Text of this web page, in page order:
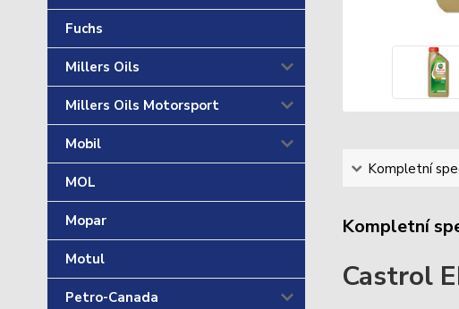
Fuchs
Millers Oils
Millers Oils Motorsport
Mobil
MOL
Mopar
Motul
Petro-Canada
Kompletní
Kompletní
Castrol